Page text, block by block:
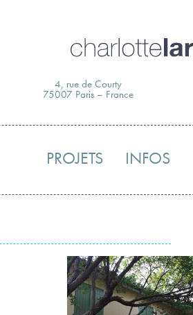
Skip
to
4, rue de Courty
75007 Paris – France
PROJETS INFOS